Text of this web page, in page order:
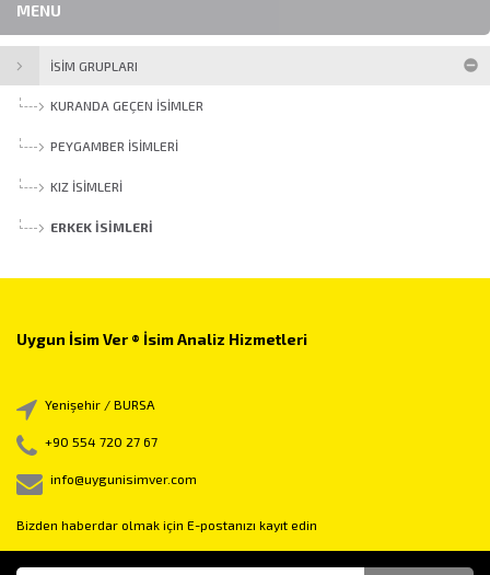
MENU
İSİM GRUPLARI
KURANDA GEÇEN İSIMLER
PEYGAMBER İSIMLERI
KIZ İSIMLERI
ERKEK İSIMLERI
Uygun İsim Ver ® İsim Analiz Hizmetleri
Yenişehir / BURSA
+90 554 720 27 67
info@uygunisimver.com
Bizden haberdar olmak için E-postanızı kayıt edin